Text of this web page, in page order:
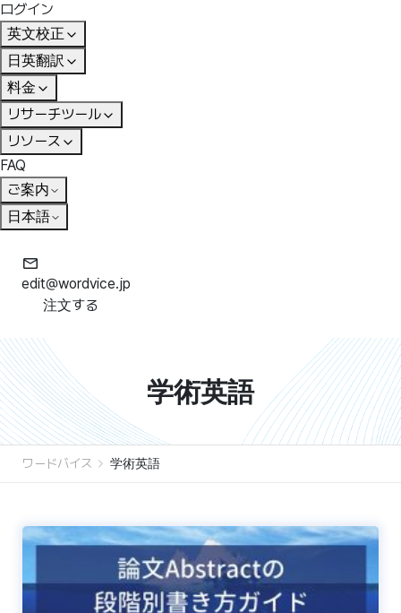
ログイン
英文校正
日英翻訳
料金
リサーチツール
リソース
FAQ
ご案内
日本語
edit@wordvice.jp
注文する
学術英語
ワードバイス 学術英語